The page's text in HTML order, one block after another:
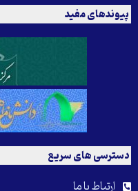
پیوندهای مفید
دسترسی های سریع